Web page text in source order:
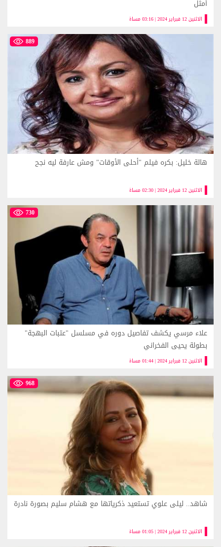
الاثنين 12 فبراير 2024 | 03:16 مساءً
أمثل
889
الاثنين 12 فبراير 2024 | 02:30 مساءً
هالة خليل: بكره فيلم "أحلى الأوقات" ومش عارفة ليه نجح
730
الاثنين 12 فبراير 2024 | 01:44 مساءً
علاء مرسي يكشف تفاصيل دوره في مسلسل "عتبات البهجة"
بطولة يحيى الفخراني
968
الاثنين 12 فبراير 2024 | 01:05 مساءً
شاهد.. ليلى علوي تستعيد ذكرياتها مع هشام سليم بصورة نادرة